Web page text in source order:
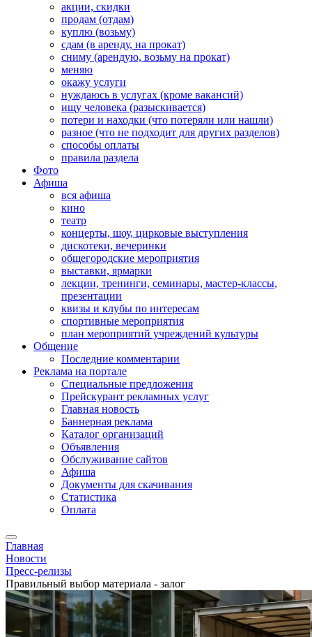
акции, скидки
продам (отдам)
куплю (возьму)
сдам (в аренду, на прокат)
сниму (арендую, возьму на прокат)
меняю
окажу услуги
нуждаюсь в услугах (кроме вакансий)
ищу человека (разыскивается)
потери и находки (что потеряли или нашли)
разное (что не подходит для других разделов)
способы оплаты
правила раздела
Фото
Афиша
вся афиша
кино
театр
концерты, шоу, цирковые выступления
дискотеки, вечеринки
общегородские мероприятия
выставки, ярмарки
лекции, тренинги, семинары, мастер-классы,
презентации
квизы и клубы по интересам
спортивные мероприятия
план мероприятий учреждений культуры
Общение
Последние комментарии
Реклама на портале
Специальные предложения
Прейскурант рекламных услуг
Главная новость
Баннерная реклама
Каталог организаций
Объявления
Обслуживание сайтов
Афиша
Документы для скачивания
Статистика
Оплата
Главная
Новости
Пресс-релизы
Правильный выбор материала - залог